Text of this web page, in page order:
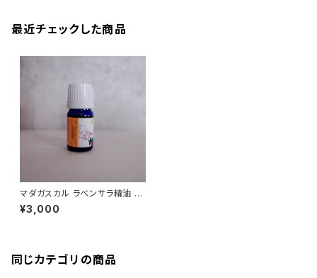
最近チェックした商品
マダガスカル ラベンサラ精油 10
ml オーガニック
¥3,000
同じカテゴリの商品